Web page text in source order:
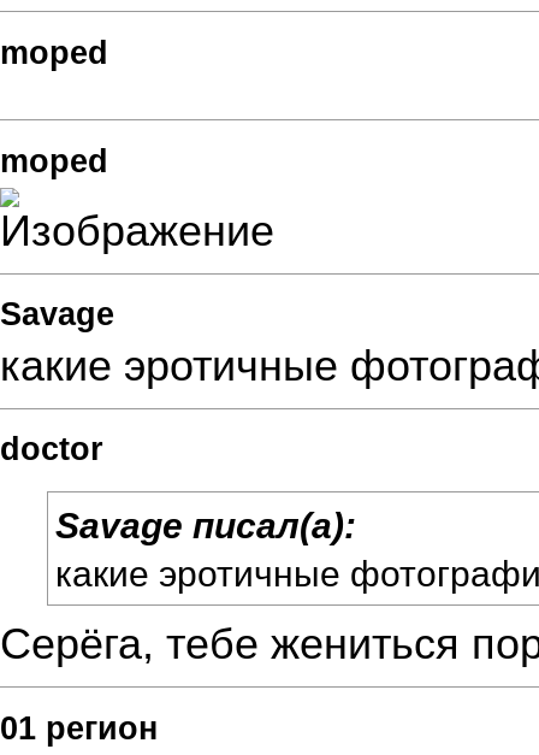
moped
moped
Savage
какие эротичные
doctor
Savage писал(а):
какие эротичные
Серёга, тебе жениться
01 регион